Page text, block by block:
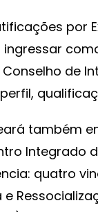
por
ingressar
de
também
Integrado
quatro